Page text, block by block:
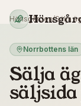
Hönsgården/Sälja
Norrbottens län
Sälja